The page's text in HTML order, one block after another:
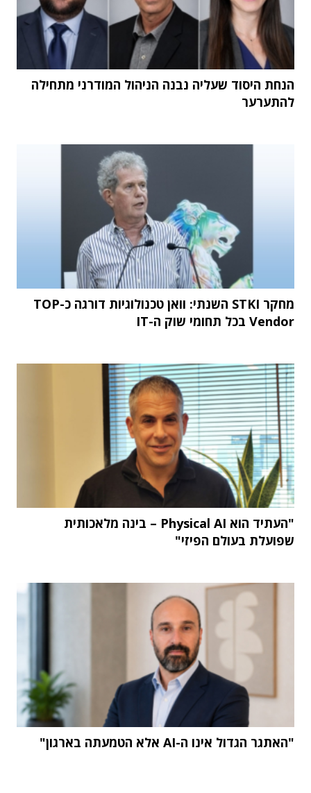
הנחת היסוד שעליה נבנה הניהול המודרני מתחילה
להתערער
מחקר STKI השנתי: וואן טכנולוגיות דורגה כ-TOP
Vendor בכל תחומי שוק ה-IT
"העתיד הוא Physical AI – בינה מלאכותית
שפועלת בעולם הפיזי"
"האתגר הגדול אינו ה-AI אלא הטמעתה בארגון"